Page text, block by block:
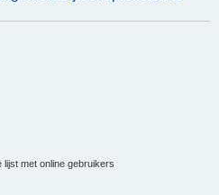
met online gebruikers